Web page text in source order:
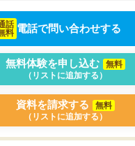
話
料 電話で問い合わせする
無料体験を申し込む
無料
（リストに追加する）
資料を請求する
無料
（リストに追加する）